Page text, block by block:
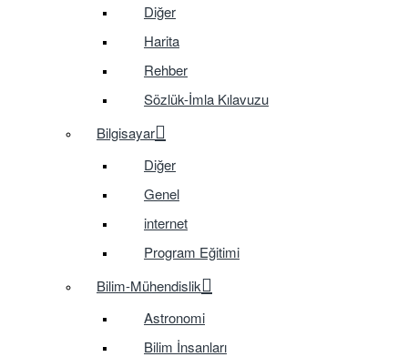
Diğer
Harita
Rehber
Sözlük-İmla Kılavuzu
Bilgisayar
Diğer
Genel
internet
Program Eğitimi
Bilim-Mühendislik
Astronomi
Bilim İnsanları